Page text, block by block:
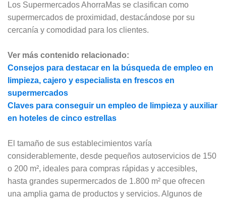
Los Supermercados AhorraMas se clasifican como
supermercados de proximidad, destacándose por su
cercanía y comodidad para los clientes.
Ver más contenido relacionado:
Consejos para destacar en la búsqueda de empleo en
limpieza, cajero y especialista en frescos en
supermercados
Claves para conseguir un empleo de limpieza y auxiliar
en hoteles de cinco estrellas
El tamaño de sus establecimientos varía
considerablemente, desde pequeños autoservicios de 150
o 200 m², ideales para compras rápidas y accesibles,
hasta grandes supermercados de 1.800 m² que ofrecen
una amplia gama de productos y servicios. Algunos de